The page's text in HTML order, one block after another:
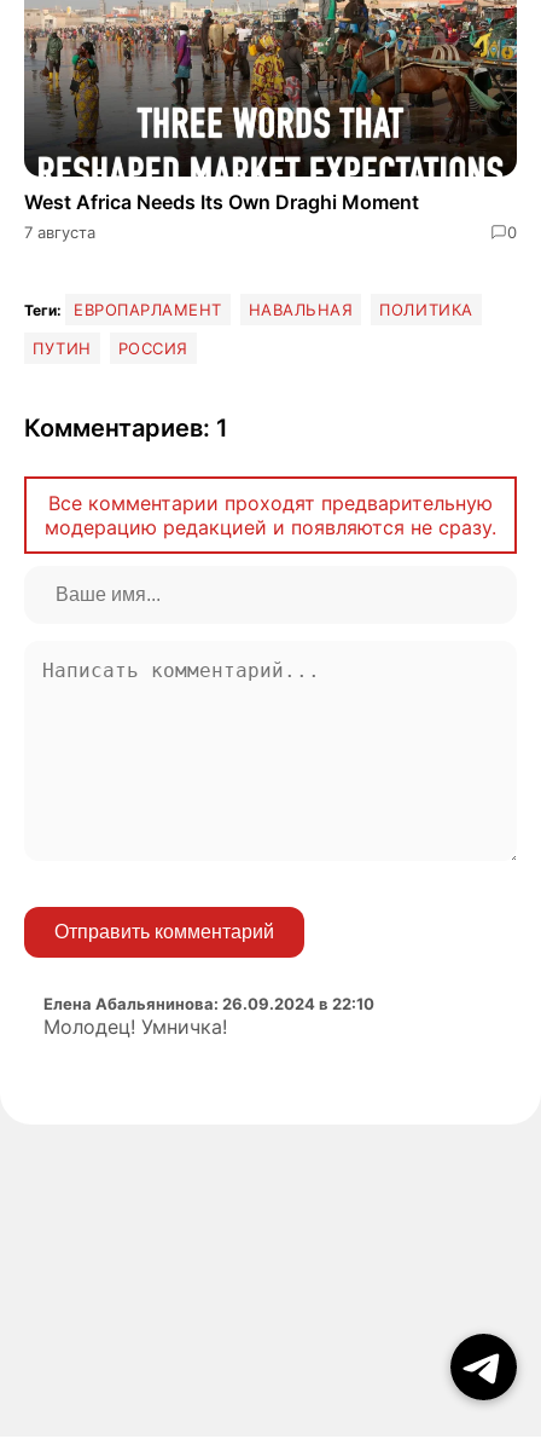
West Africa Needs Its Own Draghi Moment
7 августа 0
Теги: ЕВРОПАРЛАМЕНТ НАВАЛЬНАЯ
ПОЛИТИКА
ПУТИН
РОССИЯ
Комментариев: 1
Все комментарии проходят предварительную
модерацию редакцией и появляются не сразу.
Отправить комментарий
Елена Абальянинова: 26.09.2024 в 22:10
Молодец! Умничка!